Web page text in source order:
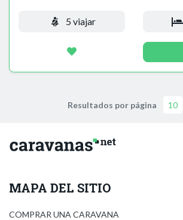
5 viajar
Resultados por página 10
MAPA DEL SITIO
COMPRAR UNA CARAVANA